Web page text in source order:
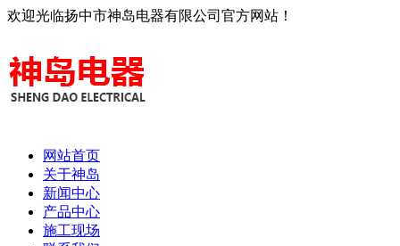
欢迎光临扬中市神岛电器有限公司官方网站！
网站首页
关于神岛
新闻中心
产品中心
施工现场